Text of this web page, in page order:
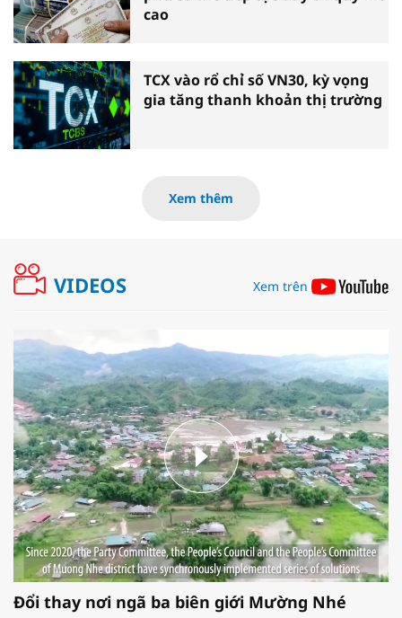
cao
TCX vào rổ chỉ số VN30, kỳ vọng
gia tăng thanh khoản thị trường
Xem thêm
VIDEOS Xem trên
Đổi thay nơi ngã ba biên giới Mường Nhé